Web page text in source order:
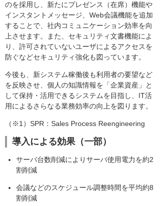
のを採用し、新たにプレゼンス（在席）機能や
インスタントメッセージ、Web会議機能を追加
することで、社内コミュニケーション効率を向
上させます。また、セキュリティ文書機能によ
り、許可されていないユーザによるアクセスを
防ぐなどセキュリティ強化も図っています。
今後も、新システム稼働後も利用者の要望など
を反映させ、個人の知識情報を「企業資産」と
して保持・活用できるシステムを目指し、IT活
用によるさらなる業務効率の向上を図ります。
（※1）SPR：Sales Process Reengineering
導入による効果（一部）
サーバ台数削減によりサーバ使用電力を約2
割削減
会議などのスケジュール調整時間を平均約8
割削減